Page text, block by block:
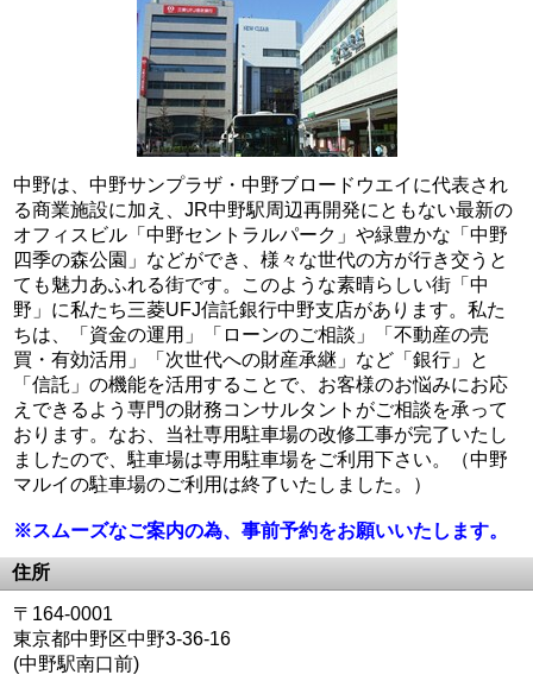
中野は、中野サンプラザ・中野ブロードウエイに代表され
る商業施設に加え、JR中野駅周辺再開発にともない最新の
オフィスビル「中野セントラルパーク」や緑豊かな「中野
四季の森公園」などができ、様々な世代の方が行き交うと
ても魅力あふれる街です。このような素晴らしい街「中
野」に私たち三菱UFJ信託銀行中野支店があります。私た
ちは、「資金の運用」「ローンのご相談」「不動産の売
買・有効活用」「次世代への財産承継」など「銀行」と
「信託」の機能を活用することで、お客様のお悩みにお応
えできるよう専門の財務コンサルタントがご相談を承って
おります。なお、当社専用駐車場の改修工事が完了いたし
ましたので、駐車場は専用駐車場をご利用下さい。（中野
マルイの駐車場のご利用は終了いたしました。）
※スムーズなご案内の為、事前予約をお願いいたします。
住所
〒164-0001
東京都中野区中野3-36-16
(中野駅南口前)